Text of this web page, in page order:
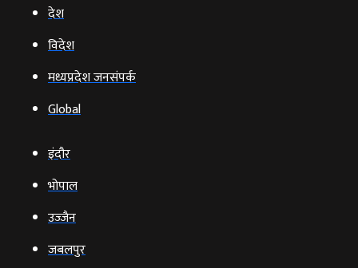
देश
विदेश
मध्यप्रदेश जनसंपर्क
Global
इंदौर
भोपाल
उज्‍जैन
जबलपुर